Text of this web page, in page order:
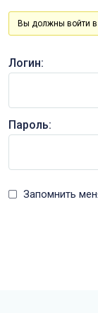
Вы должны войти
Логин:
Пароль:
Запомнить